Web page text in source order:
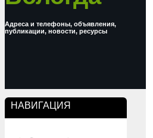
Адреса и телефоны, объявления,
публикации, новости, ресурсы
НАВИГАЦИЯ